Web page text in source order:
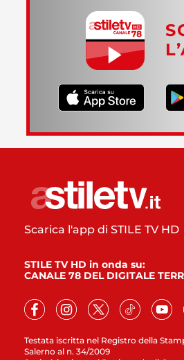
Testata iscritta nel Registro della
Salerno al n. 34/2009
Scarica l'app di STILE TV HD
STILE TV HD in onda su:
CANALE 78 DEL DIGITALE